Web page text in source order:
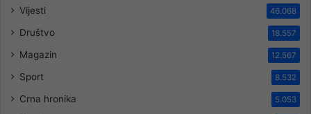
Vijesti 46.068
Društvo 18.557
Magazin 12.567
Sport 8.532
Crna hronika 5.053